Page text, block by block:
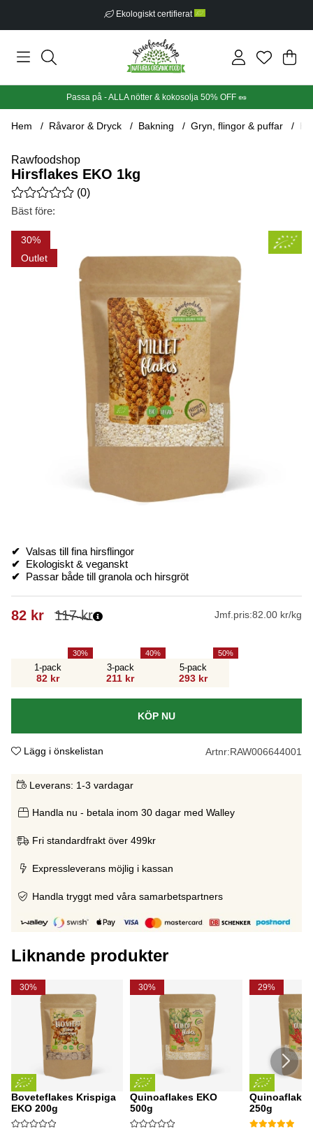
Ekologiskt certifierat
Din
.
Passa på - ALLA nötter & kokosolja 50% OFF 🥜
Hem Råvaror & Dryck Bakning Gryn, flingor & puffar
Rawfoodshop
Hirsflakes EKO 1kg
Medelbetyg 0 av 5 Antal betyg 0
(0)
Bäst före:
30
Outlet
Produktbilder Hirsflakes EKO 1kg
✔ Valsas till fina hirsflingor
✔
Ekologiskt & veganskt
✔ Passar både till granola och hirsgröt
117kr
82 kr Jmf.pris:82.00 kr/kg
1-pack
82 kr
30
3-pack
211 kr
40
5-pack
293 kr
50
KÖP NU
Lägg i önskelistan Artnr:RAW006644001
Leverans: 1-3 vardagar
Handla nu - betala inom 30 dagar med Walley
Fri standardfrakt över 499kr
Expressleverans möjlig i kassan
Handla tryggt med våra samarbetspartners
Liknande produkter
30%
Boveteflakes Krispiga
EKO 200g
30%
Quinoaflakes EKO
500g
29%
250g